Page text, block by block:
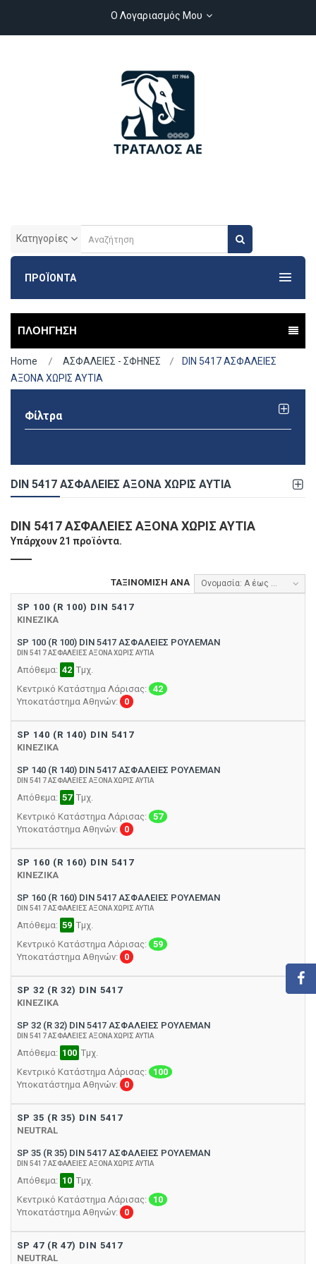
Ο Λογαριασμός Μου
Κατηγορίες
ΠΡΟΪΟΝΤΑ
ΠΛΟΗΓΗΣΗ
Home ΑΣΦΑΛΕΙΕΣ - ΣΦΗΝΕΣ
DIN 5417 ΑΣΦΑΛΕΙΕΣ
ΑΞΟΝΑ ΧΩΡΙΣ ΑΥΤΙΑ
Φίλτρα
DIN 5417 ΑΣΦΑΛΕΙΕΣ ΑΞΟΝΑ ΧΩΡΙΣ ΑΥΤΙΑ
DIN 5417 ΑΣΦΑΛΕΙΕΣ ΑΞΟΝΑ ΧΩΡΙΣ ΑΥΤΙΑ
Υπάρχουν 21 προϊόντα.
ΤΑΞΙΝΌΜΙΣΗ ΑΝΆ Ονομασία: Α έως το Ω
SP 100 (R 100) DIN 5417
ΚΙΝΕΖΙΚΑ
SP 100 (R 100) DIN 5417 ΑΣΦΑΛΕΙΕΣ ΡΟΥΛΕΜΑΝ
DIN 5417 ΑΣΦΑΛΕΙΕΣ ΑΞΟΝΑ ΧΩΡΙΣ ΑΥΤΙΑ
Απόθεμα: 42 Τμχ.
Κεντρικό Κατάστημα Λάρισας:
42
Υποκατάστημα Αθηνών:
0
SP 140 (R 140) DIN 5417
ΚΙΝΕΖΙΚΑ
SP 140 (R 140) DIN 5417 ΑΣΦΑΛΕΙΕΣ ΡΟΥΛΕΜΑΝ
DIN 5417 ΑΣΦΑΛΕΙΕΣ ΑΞΟΝΑ ΧΩΡΙΣ ΑΥΤΙΑ
Απόθεμα: 57 Τμχ.
Κεντρικό Κατάστημα Λάρισας:
57
Υποκατάστημα Αθηνών:
0
SP 160 (R 160) DIN 5417
ΚΙΝΕΖΙΚΑ
SP 160 (R 160) DIN 5417 ΑΣΦΑΛΕΙΕΣ ΡΟΥΛΕΜΑΝ
DIN 5417 ΑΣΦΑΛΕΙΕΣ ΑΞΟΝΑ ΧΩΡΙΣ ΑΥΤΙΑ
Απόθεμα: 59 Τμχ.
Κεντρικό Κατάστημα Λάρισας:
59
Υποκατάστημα Αθηνών:
0
SP 32 (R 32) DIN 5417
ΚΙΝΕΖΙΚΑ
SP 32 (R 32) DIN 5417 ΑΣΦΑΛΕΙΕΣ ΡΟΥΛΕΜΑΝ
DIN 5417 ΑΣΦΑΛΕΙΕΣ ΑΞΟΝΑ ΧΩΡΙΣ ΑΥΤΙΑ
Απόθεμα: 100 Τμχ.
Κεντρικό Κατάστημα Λάρισας:
100
Υποκατάστημα Αθηνών:
0
SP 35 (R 35) DIN 5417
NEUTRAL
SP 35 (R 35) DIN 5417 ΑΣΦΑΛΕΙΕΣ ΡΟΥΛΕΜΑΝ
DIN 5417 ΑΣΦΑΛΕΙΕΣ ΑΞΟΝΑ ΧΩΡΙΣ ΑΥΤΙΑ
Απόθεμα: 10 Τμχ.
Κεντρικό Κατάστημα Λάρισας:
10
Υποκατάστημα Αθηνών:
0
SP 47 (R 47) DIN 5417
NEUTRAL